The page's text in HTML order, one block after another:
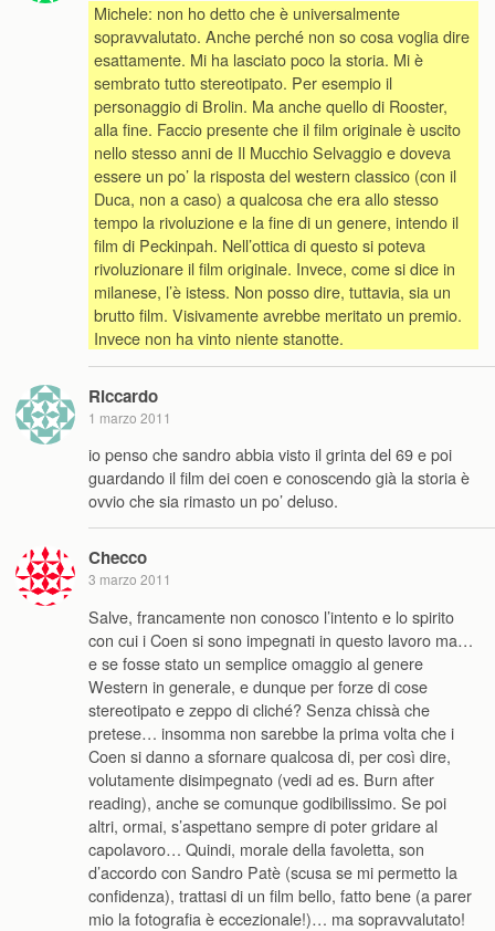
Michele: non ho detto che è universalmente
sopravvalutato. Anche perché non so cosa voglia dire
esattamente. Mi ha lasciato poco la storia. Mi è
sembrato tutto stereotipato. Per esempio il
personaggio di Brolin. Ma anche quello di Rooster,
alla fine. Faccio presente che il film originale è uscito
nello stesso anni de Il Mucchio Selvaggio e doveva
essere un po’ la risposta del western classico (con il
Duca, non a caso) a qualcosa che era allo stesso
tempo la rivoluzione e la fine di un genere, intendo il
film di Peckinpah. Nell’ottica di questo si poteva
rivoluzionare il film originale. Invece, come si dice in
milanese, l’è istess. Non posso dire, tuttavia, sia un
brutto film. Visivamente avrebbe meritato un premio.
Invece non ha vinto niente stanotte.
Riccardo
1 marzo 2011
io penso che sandro abbia visto il grinta del 69 e poi
guardando il film dei coen e conoscendo già la storia è
ovvio che sia rimasto un po’ deluso.
Checco
3 marzo 2011
Salve, francamente non conosco l’intento e lo spirito
con cui i Coen si sono impegnati in questo lavoro ma…
e se fosse stato un semplice omaggio al genere
Western in generale, e dunque per forze di cose
stereotipato e zeppo di cliché? Senza chissà che
pretese… insomma non sarebbe la prima volta che i
Coen si danno a sfornare qualcosa di, per così dire,
volutamente disimpegnato (vedi ad es. Burn after
reading), anche se comunque godibilissimo. Se poi
altri, ormai, s’aspettano sempre di poter gridare al
capolavoro… Quindi, morale della favoletta, son
d’accordo con Sandro Patè (scusa se mi permetto la
confidenza), trattasi di un film bello, fatto bene (a parer
mio la fotografia è eccezionale!)… ma sopravvalutato!